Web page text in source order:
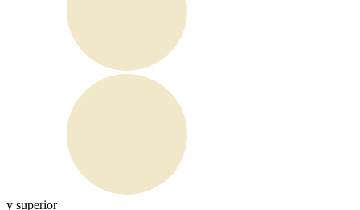
y superior